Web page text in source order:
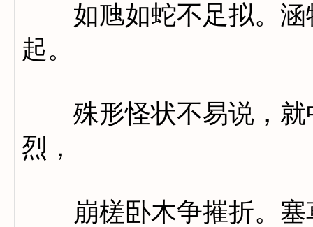
如虺如蛇不足拟。涵
起。
殊形怪状不易说，就
烈，
崩槎卧木争摧折。塞